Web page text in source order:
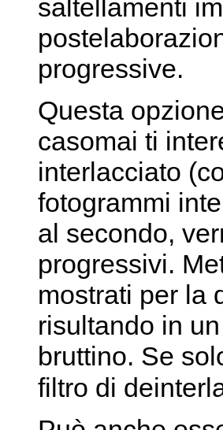
saltellamenti
progressive.
Questa
casomai ti
interlacciato
fotogrammi
al secondo,
progressivi.
mostrati per la
risultando in
bruttino. Se
filtro di